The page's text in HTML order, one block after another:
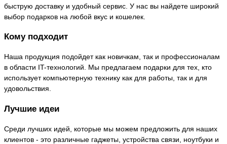
быструю доставку и удобный сервис. У нас вы найдете широкий
выбор подарков на любой вкус и кошелек.
Кому подходит
Наша продукция подойдет как новичкам, так и профессионалам
в области IT-технологий. Мы предлагаем подарки для тех, кто
использует компьютерную технику как для работы, так и для
удовольствия.
Лучшие идеи
Среди лучших идей, которые мы можем предложить для наших
клиентов - это различные гаджеты, устройства связи, ноутбуки и